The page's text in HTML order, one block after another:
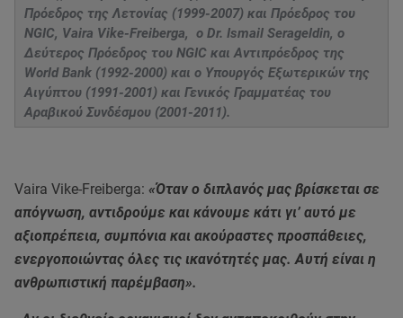
Πρόεδρος της Λετονίας (1999-2007) και Πρόεδρος του
NGIC, Vaira Vike-Freiberga, ο Dr. Ismail Serageldin, ο
Δεύτερος Πρόεδρος του NGIC και Αντιπρόεδρος της
World Bank (1992-2000) και ο Υπουργός Εξωτερικών της
Αιγύπτου (1991-2001) και Γενικός Γραμματέας του
Αραβικού Συνδέσμου (2001-2011).
Vaira Vike-Freiberga: «Όταν ο διπλανός μας βρίσκεται σε
απόγνωση, αντιδρούμε και κάνουμε κάτι γι’ αυτό με
αξιοπρέπεια, συμπόνια και ακούραστες προσπάθειες,
ενεργοποιώντας όλες τις ικανότητές μας. Αυτή είναι η
ανθρωπιστική παρέμβαση».